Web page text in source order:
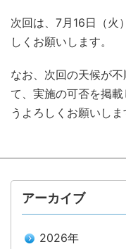
次回は、7月16日（火
しくお願いします。
なお、次回の天候が
て、実施の可否を掲
うよろしくお願いしま
アーカイブ
2026年